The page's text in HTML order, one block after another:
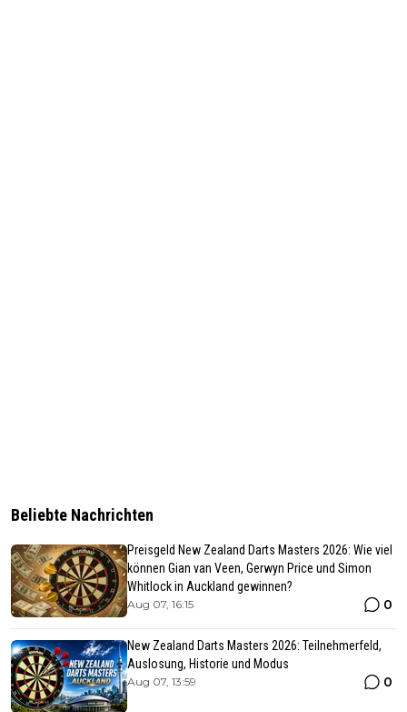
Beliebte Nachrichten
Preisgeld New Zealand Darts Masters 2026: Wie viel
können Gian van Veen, Gerwyn Price und Simon
Whitlock in Auckland gewinnen?
Aug 07, 16:15 0
New Zealand Darts Masters 2026: Teilnehmerfeld,
Auslosung, Historie und Modus
Aug 07, 13:59 0